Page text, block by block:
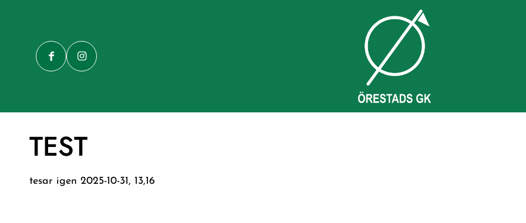
TEST
tesar igen 2025-10-31, 13,16